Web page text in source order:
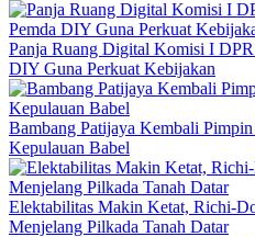
Panja Ruang Digital Komisi I
DIY Guna Perkuat Kebijakan
Bambang Patijaya Kembali
Kepulauan Babel
Elektabilitas Makin Ketat, Richi-
Menjelang Pilkada Tanah Datar